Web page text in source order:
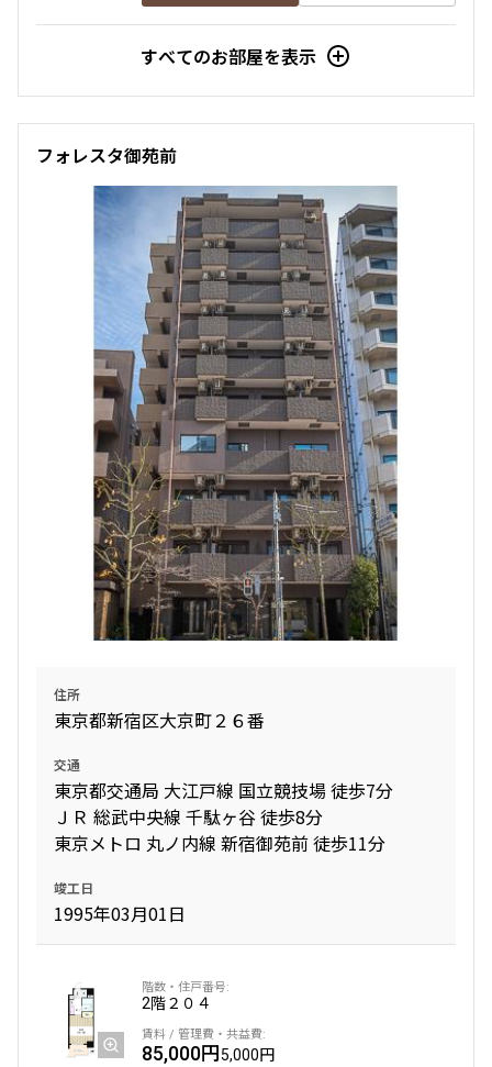
すべてのお部屋を表示
フォレスタ御苑前
住所
東京都新宿区大京町２６番
交通
東京都交通局 大江戸線 国立競技場 徒歩7分
ＪＲ 総武中央線 千駄ヶ谷 徒歩8分
東京メトロ 丸ノ内線 新宿御苑前 徒歩11分
竣工日
1995年03月01日
2階２０４
85,000円5,000円